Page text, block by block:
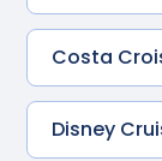
Costa
Disney